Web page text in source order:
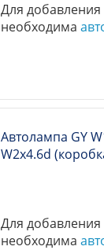
Для добавления
необходима
Автолампа GY
W2x4.6d
Для добавления
необходима